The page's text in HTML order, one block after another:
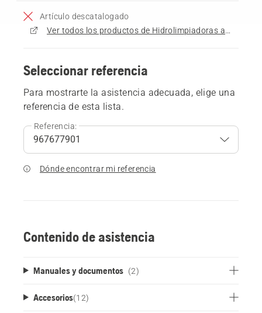
Artículo descatalogado
Ver todos los productos de Hidrolimpiadoras a la venta
Seleccionar referencia
Para mostrarte la asistencia adecuada, elige una
referencia de esta lista.
Referencia:
Dónde encontrar mi referencia
Contenido de asistencia
Manuales y documentos (2)
Accesorios(12)